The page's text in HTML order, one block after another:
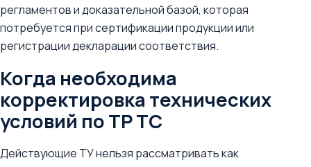
регламентов и доказательной базой, которая
потребуется при сертификации продукции или
регистрации декларации соответствия.
Когда необходима
корректировка технических
условий по ТР ТС
Действующие ТУ нельзя рассматривать как